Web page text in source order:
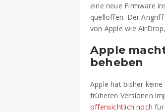
eine neue Firmware
quelloffen. Der
von Apple wie
Apple
beheben
Apple hat bisher
früheren Versionen
offensichtlich noch für